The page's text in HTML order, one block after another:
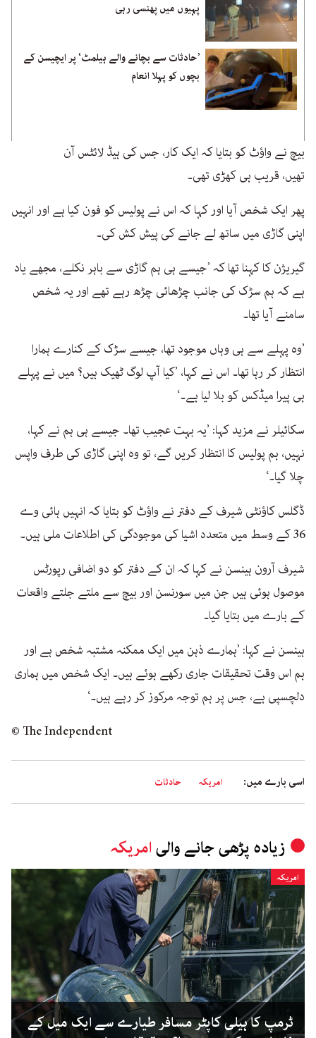
پہیوں میں پھنسی رہی
’حادثات سے بچانے والے ہیلمٹ‘ پر ایچیسن کے
بچوں کو پہلا انعام
بیچ نے واؤٹ کو بتایا کہ ایک کار، جس کی ہیڈ لائٹس آن
تھیں، قریب ہی کھڑی تھی۔
پھر ایک شخص آیا اور کہا کہ اس نے پولیس کو فون کیا ہے اور انہیں
اپنی گاڑی میں ساتھ لے جانے کی پیش کش کی۔
گیریژن کا کہنا تھا کہ ’جیسے ہی ہم گاڑی سے باہر نکلے، مجھے یاد
ہے کہ ہم سڑک کی جانب چڑھائی چڑھ رہے تھے اور یہ شخص
سامنے آیا تھا۔
’وہ پہلے سے ہی وہاں موجود تھا، جیسے سڑک کے کنارے ہمارا
انتظار کر رہا تھا۔ اس نے کہا، ’کیا آپ لوگ ٹھیک ہیں؟ میں نے پہلے
ہی پیرا میڈکس کو بلا لیا ہے۔‘
سکائیلر نے مزید کہا: ’یہ بہت عجیب تھا۔ جیسے ہی ہم نے کہا،
نہیں، ہم پولیس کا انتظار کریں گے، تو وہ اپنی گاڑی کی طرف واپس
چلا گیا۔‘
ڈگلس کاؤنٹی شیرف کے دفتر نے واؤٹ کو بتایا کہ انہیں ہائی وے
36 کے وسط میں متعدد اشیا کی موجودگی کی اطلاعات ملی ہیں۔
شیرف آرون ہینسن نے کہا کہ ان کے دفتر کو دو اضافی رپورٹس
موصول ہوئی ہیں جن میں سورنسن اور بیچ سے ملتے جلتے واقعات
کے بارے میں بتایا گیا۔
ہینسن نے کہا: ’ہمارے ذہن میں ایک ممکنہ مشتبہ شخص ہے اور
ہم اس وقت تحقیقات جاری رکھے ہوئے ہیں۔ ایک شخص میں ہماری
دلچسپی ہے، جس پر ہم توجہ مرکوز کر رہے ہیں۔‘
© The Independent
اسی بارے میں: امریکہ حادثات
زیادہ پڑھی جانے والیامریکہ
امریکہ
ٹرمپ کا ہیلی کاپٹر مسافر طیارے سے ایک میل کے